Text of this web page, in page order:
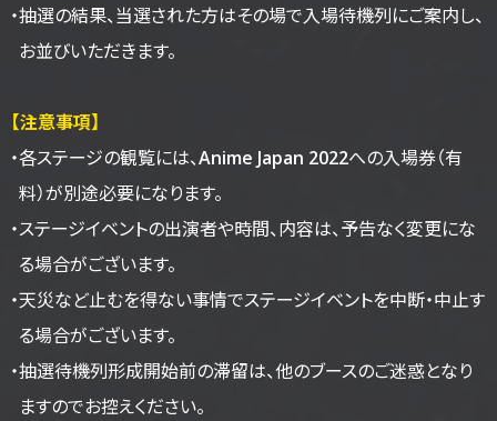
・抽選の結果、当選された方はその場で入場待機列にご案内し、
お並びいただきます。
【注意事項】
・各ステージの観覧には、Anime Japan 2022への入場券（有
料）が別途必要になります。
・ステージイベントの出演者や時間、内容は、予告なく変更にな
る場合がございます。
・天災など止むを得ない事情でステージイベントを中断・中止す
る場合がございます。
・抽選待機列形成開始前の滞留は、他のブースのご迷惑となり
ますのでお控えください。